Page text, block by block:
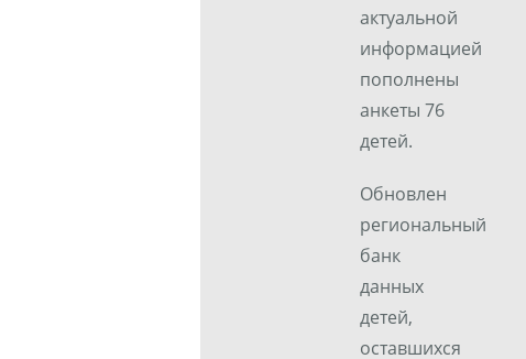
актуальной
информацией
пополнены
анкеты 76
детей.
Обновлен
региональный
банк
данных
детей,
оставшихся